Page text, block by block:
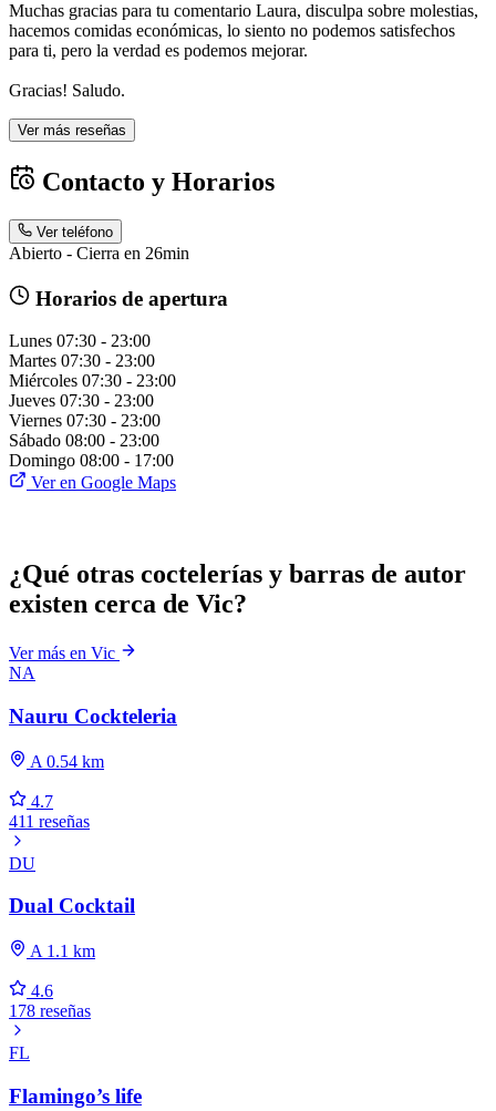
Muchas gracias para tu comentario Laura, disculpa sobre molestias,
hacemos comidas económicas, lo siento no podemos satisfechos
para ti, pero la verdad es podemos mejorar.
Gracias! Saludo.
Ver más reseñas
Contacto y Horarios
Ver teléfono
Abierto - Cierra en 26min
Horarios de apertura
Lunes 07:30 - 23:00
Martes 07:30 - 23:00
Miércoles 07:30 - 23:00
Jueves 07:30 - 23:00
Viernes 07:30 - 23:00
Sábado 08:00 - 23:00
Domingo 08:00 - 17:00
Ver en Google Maps
¿Qué otras coctelerías y barras de autor
existen cerca de Vic?
Ver más en Vic
NA
Nauru Cockteleria
A 0.54 km
4.7
411 reseñas
DU
Dual Cocktail
A 1.1 km
4.6
178 reseñas
FL
Flamingo’s life